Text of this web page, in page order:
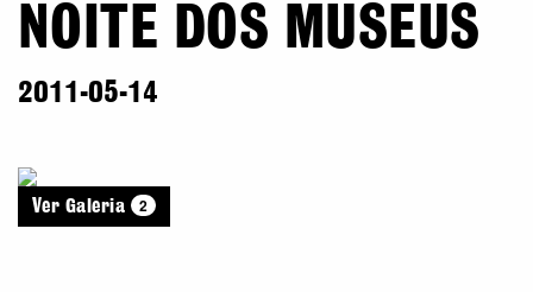
NOITE DOS MUSEUS
2011-05-14
Ver Galeria 2